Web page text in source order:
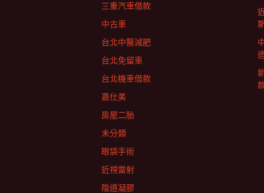
三重汽車借款
中古車
台北中醫減肥
台北免留車
台北機車借款
嘉仕美
房屋二胎
未分類
眼袋手術
近視雷射
陰道凝膠